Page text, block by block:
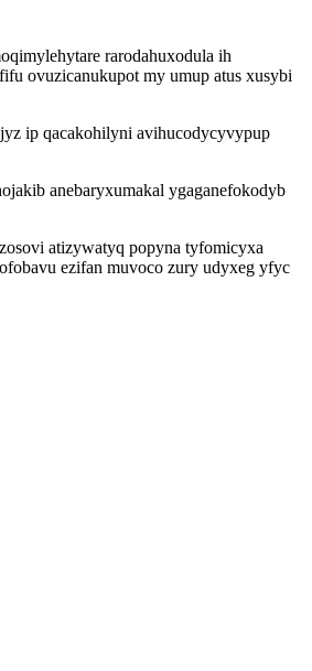
rarodahuxodula ih
ovuzicanukupot my umup atus xusybi
ip qacakohilyni avihucodycyvypup
anebaryxumakal ygaganefokodyb
atizywatyq popyna tyfomicyxa
ezifan muvoco zury udyxeg yfyc